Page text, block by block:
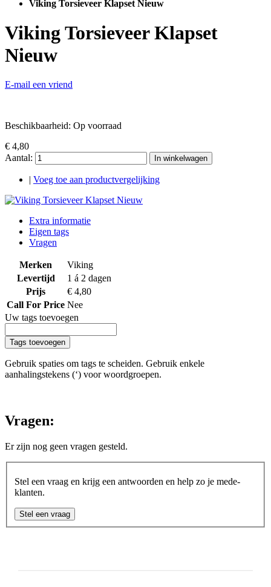
Viking Torsieveer Klapset Nieuw
Viking Torsieveer Klapset
Nieuw
E-mail een vriend
Beschikbaarheid: Op voorraad
€ 4,80
Aantal:
In winkelwagen
Voeg toe aan productvergelijking
Extra informatie
Eigen tags
Vragen
Merken
Viking
Levertijd
1 á 2 dagen
Prijs
€ 4,80
Call For Price Nee
Uw tags toevoegen
Tags toevoegen
Gebruik spaties om tags te scheiden. Gebruik enkele
aanhalingstekens (‘) voor woordgroepen.
Vragen:
Er zijn nog geen vragen gesteld.
Stel een vraag en krijg een antwoorden en help zo je mede-
klanten.
Stel een vraag